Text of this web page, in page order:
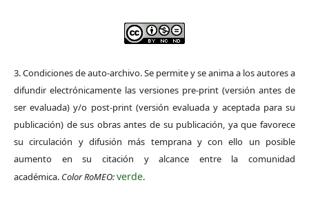
3. Condiciones de auto-archivo. Se permite y se anima a los autores a
difundir electrónicamente las versiones pre-print (versión antes de
ser evaluada) y/o post-print (versión evaluada y aceptada para su
publicación) de sus obras antes de su publicación, ya que favorece
su circulación y difusión más temprana y con ello un posible
aumento en su citación y alcance entre la comunidad
académica. Color RoMEO:verde.